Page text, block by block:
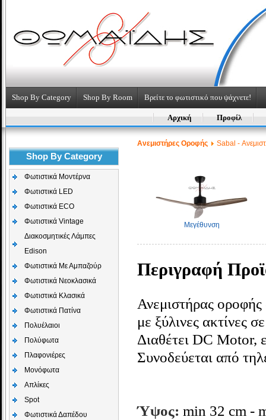
Shop By Category Shop By Room Βρείτε το φωτιστικό που ψάχνετε!
Αρχική Προφίλ
Shop By Category
Φωτιστικά Μοντέρνα
Φωτιστικά LED
Φωτιστικά ECO
Φωτιστικά Vintage
Διακοσμητικές Λάμπες
Edison
Φωτιστικά Με Αμπαζούρ
Φωτιστικά Νεοκλασικά
Φωτιστικά Κλασικά
Φωτιστικά Πατίνα
Πολυέλαιοι
Πολύφωτα
Πλαφονιέρες
Μονόφωτα
Απλίκες
Spot
Φωτιστικά Δαπέδου
Aνεμιστήρες Οροφής Sabal -
Μεγέθυνση
Περιγραφή
Ανεμιστήρας
με ξύλινες ακτίνες
Διαθέτει DC Motor,
Συνοδεύεται από
Ύψος: min 32 cm -